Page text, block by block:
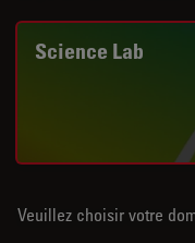
Science Lab
Veuillez choisir votre